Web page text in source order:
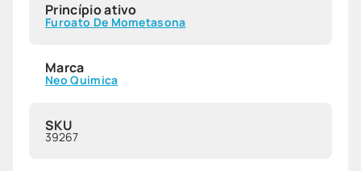
Princípio ativo
Furoato De Mometasona
Marca
Neo Quimica
SKU
39267